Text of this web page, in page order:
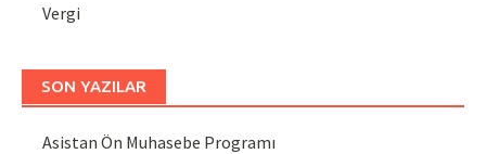
Vergi
SON YAZILAR
Asistan Ön Muhasebe Programı